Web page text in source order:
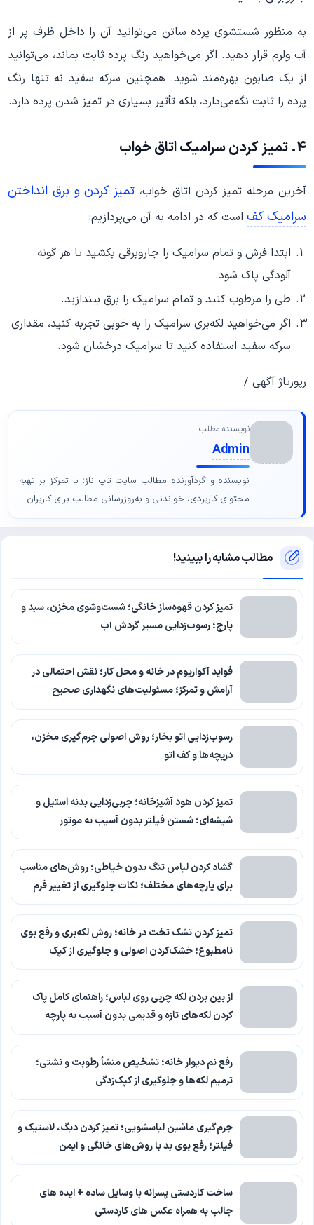
به منظور شستشوی پرده ساتن می‌توانید آن را داخل ظرف پر از
آب ولرم قرار دهید. اگر می‌خواهید رنگ پرده ثابت بماند، می‌توانید
از یک صابون بهره‌مند شوید. همچنین سرکه سفید نه تنها رنگ
پرده را ثابت نگه‌می‌دارد، بلکه تأثیر بسیاری در تمیز شدن پرده دارد.
4. تمیز کردن سرامیک اتاق خواب
آخرین مرحله تمیز کردن اتاق خواب، تمیز کردن و برق انداختن
سرامیک کف است که در ادامه به آن می‌پردازیم:
ابتدا فرش و تمام سرامیک را جاروبرقی بکشید تا هر گونه
آلودگی پاک شود.
طی را مرطوب کنید و تمام سرامیک را برق بیندازید.
اگر می‌خواهید لکه‌بری سرامیک را به خوبی تجربه کنید، مقداری
سرکه سفید استفاده کنید تا سرامیک درخشان شود.
رپورتاژ آگهی /
نویسنده مطلب
Admin
نویسنده و گردآورنده مطالب سایت تاپ ناز؛ با تمرکز بر تهیه
محتوای کاربردی، خواندنی و به‌روزرسانی مطالب برای کاربران.
مطالب مشابه را ببینید!
تمیز کردن قهوه‌ساز خانگی؛ شست‌وشوی مخزن، سبد و
پارچ؛ رسوب‌زدایی مسیر گردش آب
فواید آکواریوم در خانه و محل کار؛ نقش احتمالی در
آرامش و تمرکز؛ مسئولیت‌های نگهداری صحیح
رسوب‌زدایی اتو بخار؛ روش اصولی جرم‌گیری مخزن،
دریچه‌ها و کف اتو
تمیز کردن هود آشپزخانه؛ چربی‌زدایی بدنه استیل و
شیشه‌ای؛ شستن فیلتر بدون آسیب به موتور
گشاد کردن لباس تنگ بدون خیاطی؛ روش‌های مناسب
برای پارچه‌های مختلف؛ نکات جلوگیری از تغییر فرم
تمیز کردن تشک تخت در خانه؛ روش لکه‌بری و رفع بوی
نامطبوع؛ خشک‌کردن اصولی و جلوگیری از کپک
از بین بردن لکه چربی روی لباس؛ راهنمای کامل پاک
کردن لکه‌های تازه و قدیمی بدون آسیب به پارچه
رفع نم دیوار خانه؛ تشخیص منشأ رطوبت و نشتی؛
ترمیم لکه‌ها و جلوگیری از کپک‌زدگی
جرم‌گیری ماشین لباسشویی؛ تمیز کردن دیگ، لاستیک و
فیلتر؛ رفع بوی بد با روش‌های خانگی و ایمن
ساخت کاردستی پسرانه با وسایل ساده + ایده های
جالب به همراه عکس های کاردستی